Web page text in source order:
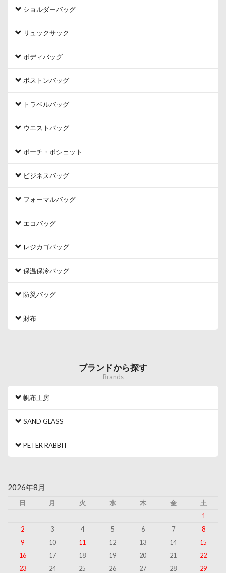
ショルダーバッグ
リュックサック
ボディバッグ
ボストンバッグ
トラベルバッグ
ウエストバッグ
ポーチ・ポシェット
ビジネスバッグ
フォーマルバッグ
エコバッグ
レジカゴバッグ
保温保冷バッグ
防災バッグ
財布
ブランドから探す
Brands
帆布工房
SAND GLASS
PETER RABBIT
2026年8月
日 月 火 水 木 金
土
1
2
3 4 5 6 7
8
9
10 11 12 13 14
15
16
17 18 19 20 21
22
23
24 25 26 27 28
29